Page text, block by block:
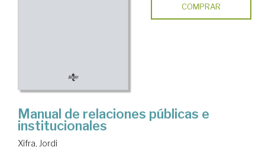
COMPRAR
Manual de relaciones públicas e
institucionales
Xifra, Jordi